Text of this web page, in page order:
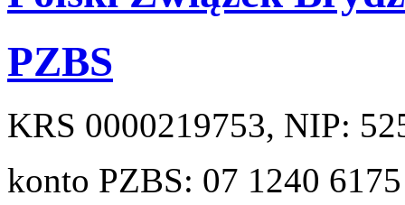
PZBS
KRS 0000219753, NIP:
konto PZBS: 07 1240